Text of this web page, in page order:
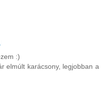
:)
elmúlt karácsony, legjobban a